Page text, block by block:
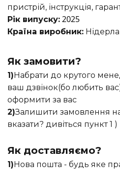
пристрій, інструкція,
Рік випуску: 2025
Країна виробник:
Як замовити?
1)Набрати до крутого
ваш дзвінок(бо любить
оформити за вас
2)Залишити замовлення на
вказати? дивіться пункт 1 )
Як доставляємо?
1)Нова пошта - будь яке